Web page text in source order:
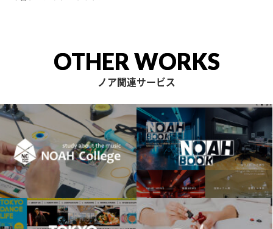
OTHER WORKS
ノア関連サービス